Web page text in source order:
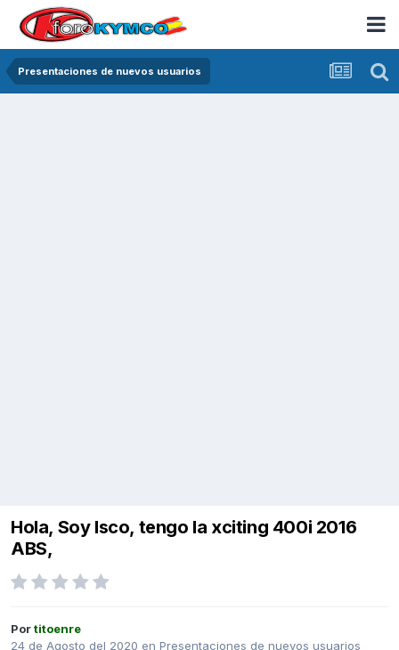
Presentaciones de nuevos usuarios
Hola, Soy Isco, tengo la xciting 400i 2016
ABS,
Portitoenre
24 de Agosto del 2020 en Presentaciones de nuevos usuarios